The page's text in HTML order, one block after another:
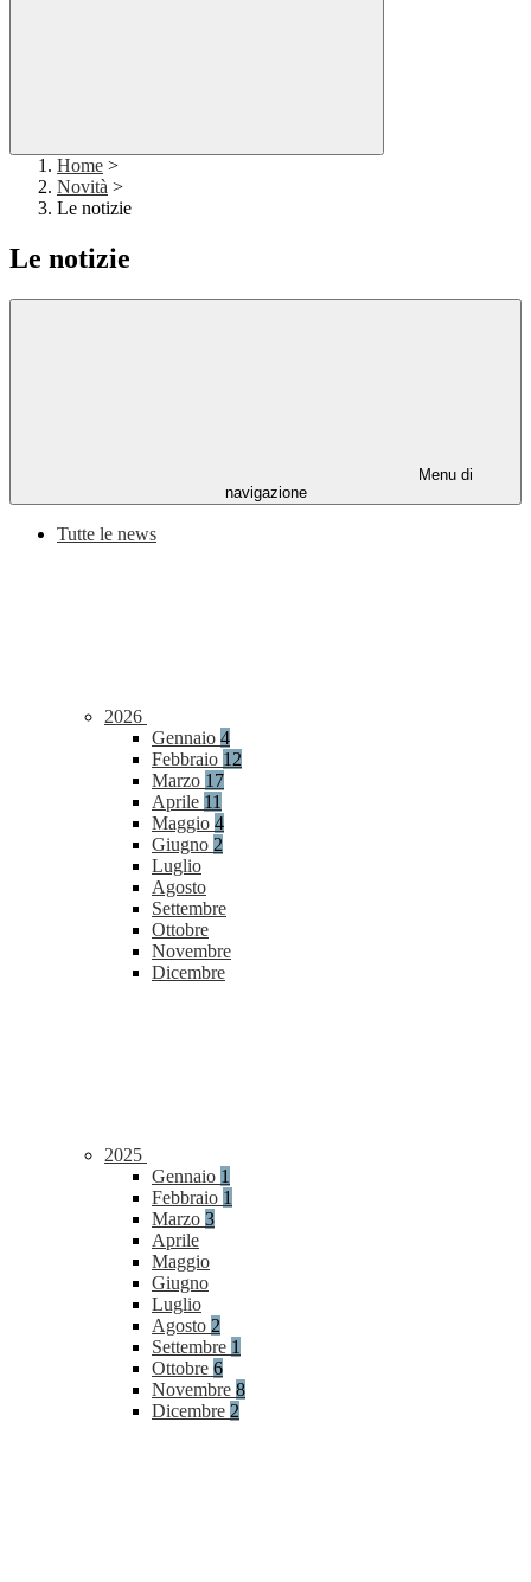
Home >
Novità >
Le notizie
Le notizie
Menu di
navigazione
Tutte le news
2026
Gennaio 4
Febbraio 12
Marzo 17
Aprile 11
Maggio 4
Giugno 2
Luglio
Agosto
Settembre
Ottobre
Novembre
Dicembre
2025
Gennaio 1
Febbraio 1
Marzo 3
Aprile
Maggio
Giugno
Luglio
Agosto 2
Settembre 1
Ottobre 6
Novembre 8
Dicembre 2